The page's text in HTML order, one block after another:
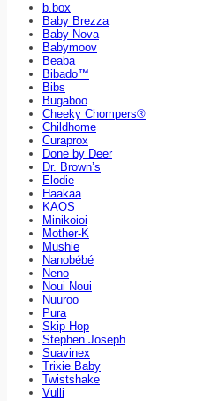
b.box
Baby Brezza
Baby Nova
Babymoov
Beaba
Bibado™
Bibs
Bugaboo
Cheeky Chompers®
Childhome
Curaprox
Done by Deer
Dr. Brown’s
Elodie
Haakaa
KAOS
Minikoioi
Mother-K
Mushie
Nanobébé
Neno
Noui Noui
Nuuroo
Pura
Skip Hop
Stephen Joseph
Suavinex
Trixie Baby
Twistshake
Vulli